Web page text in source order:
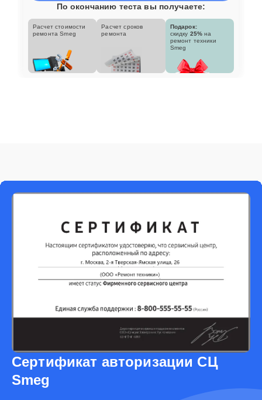
По окончанию теста вы получаете:
Расчет стоимости
ремонта Smeg
Расчет сроков
ремонта
Подарок:
скидку 25% на
ремонт техники
Smeg
Сертификат авторизации СЦ
Smeg